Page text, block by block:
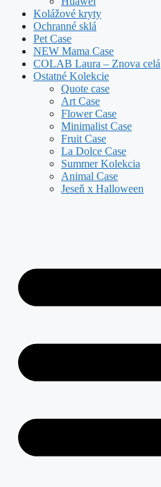
Kolážové kryty
Ochranné sklá
Pet Case
NEW Mama Case
COLAB Laura – Znova celá
Ostatné Kolekcie
Quote case
Art Case
Flower Case
Minimalist Case
Fruit Case
La Dolce Case
Summer Kolekcia
Animal Case
Jeseň x Halloween